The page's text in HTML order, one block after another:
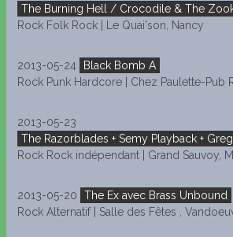
The Burning Hell / Crocodile & The
Rock Folk Rock | Le Quai'son, Nancy
2013-05-24
Black Bomb A
Rock Punk Hardcore | Chez Paulette-Pub
2013-05-23
The Razorblades + Semy Playback +
Rock Rock indépendant | Grand Sauvoy,
2013-05-20
The Ex avec Brass Unbound
Rock Alternatif | Salle des Fêtes ,